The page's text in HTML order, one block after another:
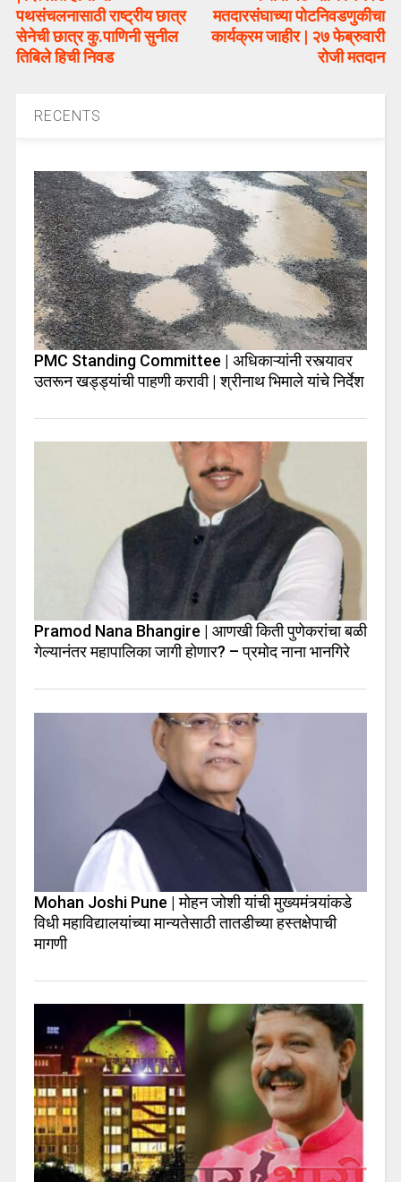
पथसंचलनासाठी राष्ट्रीय छात्र
सेनेची छात्र कु.पाणिनी सुनील
तिबिले हिची निवड
मतदारसंघाच्या पोटनिवडणुकीचा
कार्यक्रम जाहीर | २७ फेब्रुवारी
रोजी मतदान
RECENTS
PMC Standing Committee | अधिकाऱ्यांनी रस्त्यावर
उतरून खड्ड्यांची पाहणी करावी | श्रीनाथ भिमाले यांचे निर्देश
Pramod Nana Bhangire | आणखी किती पुणेकरांचा बळी
गेल्यानंतर महापालिका जागी होणार? – प्रमोद नाना भानगिरे
Mohan Joshi Pune | मोहन जोशी यांची मुख्यमंत्र्यांकडे
विधी महाविद्यालयांच्या मान्यतेसाठी तातडीच्या हस्तक्षेपाची
मागणी